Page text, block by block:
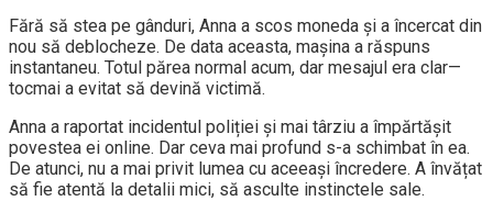
Fără să stea pe gânduri, Anna a scos moneda și a încercat din
nou să deblocheze. De data aceasta, mașina a răspuns
instantaneu. Totul părea normal acum, dar mesajul era clar—
tocmai a evitat să devină victimă.
Anna a raportat incidentul poliției și mai târziu a împărtășit
povestea ei online. Dar ceva mai profund s-a schimbat în ea.
De atunci, nu a mai privit lumea cu aceeași încredere. A învățat
să fie atentă la detalii mici, să asculte instinctele sale.